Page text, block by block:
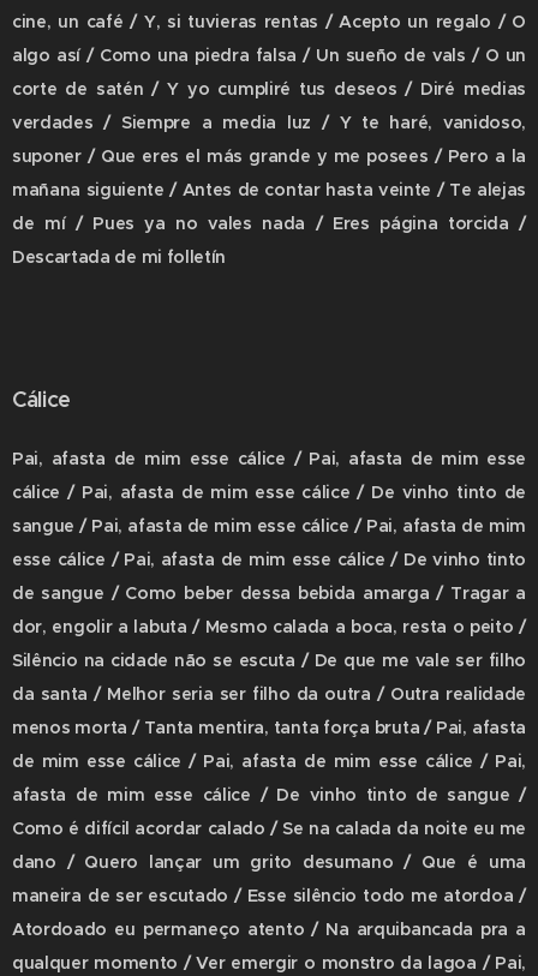
cine, un café / Y, si tuvieras rentas / Acepto un regalo / O
algo así / Como una piedra falsa / Un sueño de vals / O un
corte de satén / Y yo cumpliré tus deseos / Diré medias
verdades / Siempre a media luz / Y te haré, vanidoso,
suponer / Que eres el más grande y me posees / Pero a la
mañana siguiente / Antes de contar hasta veinte / Te alejas
de mí / Pues ya no vales nada / Eres página torcida /
Descartada de mi folletín
Cálice
Pai, afasta de mim esse cálice / Pai, afasta de mim esse
cálice / Pai, afasta de mim esse cálice / De vinho tinto de
sangue / Pai, afasta de mim esse cálice / Pai, afasta de mim
esse cálice / Pai, afasta de mim esse cálice / De vinho tinto
de sangue / Como beber dessa bebida amarga / Tragar a
dor, engolir a labuta / Mesmo calada a boca, resta o peito /
Silêncio na cidade não se escuta / De que me vale ser filho
da santa / Melhor seria ser filho da outra / Outra realidade
menos morta / Tanta mentira, tanta força bruta / Pai, afasta
de mim esse cálice / Pai, afasta de mim esse cálice / Pai,
afasta de mim esse cálice / De vinho tinto de sangue /
Como é difícil acordar calado / Se na calada da noite eu me
dano / Quero lançar um grito desumano / Que é uma
maneira de ser escutado / Esse silêncio todo me atordoa /
Atordoado eu permaneço atento / Na arquibancada pra a
qualquer momento / Ver emergir o monstro da lagoa / Pai,